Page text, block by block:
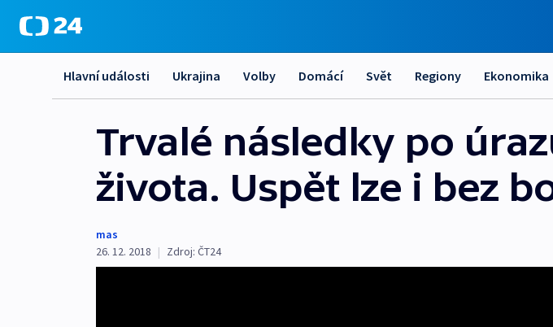
Hlavní události Ukrajina Volby Domácí Svět Regiony Ekonomika
Trvalé následky po
života. Uspět lze i bez
mas
26. 12. 2018 | Zdroj: ČT24